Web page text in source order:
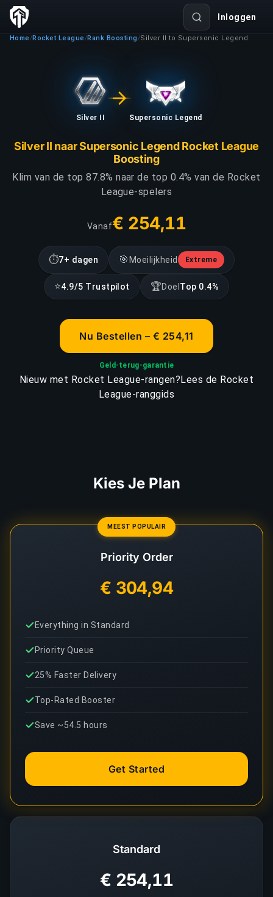
Inloggen
Home /Rocket League /Rank Boosting /Silver II to Supersonic Legend
Silver II Supersonic Legend
Silver II naar Supersonic Legend Rocket League
Boosting
Klim van de top 87.8% naar de top 0.4% van de Rocket
League-spelers
Vanaf€ 254,11
⏱7+ dagen 🎯 Moeilijkheid Extreme
⭐4.9/5 Trustpilot 🏆Doel Top 0.4%
Nu Bestellen – € 254,11
Geld-terug-garantie
Nieuw met Rocket League-rangen?Lees de Rocket
League-ranggids
Kies Je Plan
Standard
€ 254,11
MEEST POPULAIR
Priority Order
€ 304,94
Everything in Standard
Priority Queue
25% Faster Delivery
Top-Rated Booster
Save ~54.5 hours
Get Started